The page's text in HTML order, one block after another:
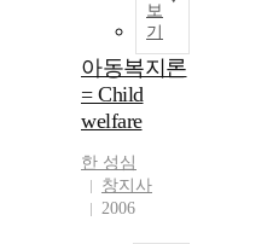
보
기
아동복지론
= Child
welfare
한 성심
창지사
2006